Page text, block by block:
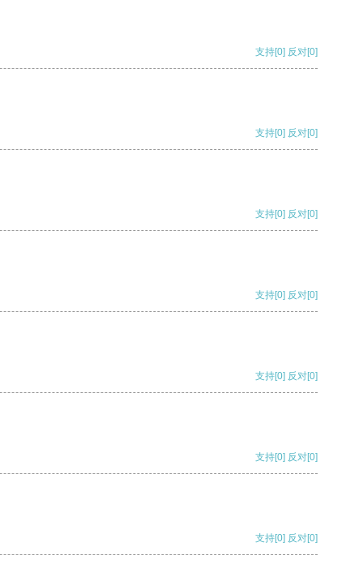
支持[0] 反对[0]
支持[0] 反对[0]
支持[0] 反对[0]
支持[0] 反对[0]
支持[0] 反对[0]
支持[0] 反对[0]
支持[0] 反对[0]